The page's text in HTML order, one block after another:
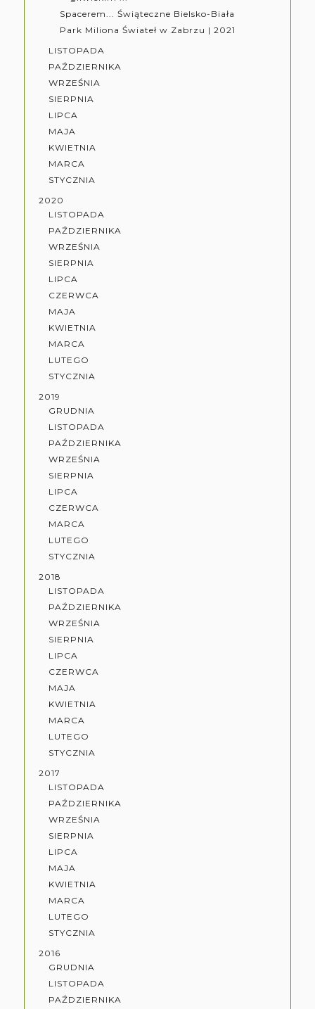
Spacerem... Świąteczne Bielsko-Biała
Park Miliona Świateł w Zabrzu | 2021
LISTOPADA
PAŹDZIERNIKA
WRZEŚNIA
SIERPNIA
LIPCA
MAJA
KWIETNIA
MARCA
STYCZNIA
2020
LISTOPADA
PAŹDZIERNIKA
WRZEŚNIA
SIERPNIA
LIPCA
CZERWCA
MAJA
KWIETNIA
MARCA
LUTEGO
STYCZNIA
2019
GRUDNIA
LISTOPADA
PAŹDZIERNIKA
WRZEŚNIA
SIERPNIA
LIPCA
CZERWCA
MARCA
LUTEGO
STYCZNIA
2018
LISTOPADA
PAŹDZIERNIKA
WRZEŚNIA
SIERPNIA
LIPCA
CZERWCA
MAJA
KWIETNIA
MARCA
LUTEGO
STYCZNIA
2017
LISTOPADA
PAŹDZIERNIKA
WRZEŚNIA
SIERPNIA
LIPCA
MAJA
KWIETNIA
MARCA
LUTEGO
STYCZNIA
2016
GRUDNIA
LISTOPADA
PAŹDZIERNIKA